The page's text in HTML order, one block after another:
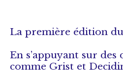
La première édition
En s’appuyant sur
comme Grist et